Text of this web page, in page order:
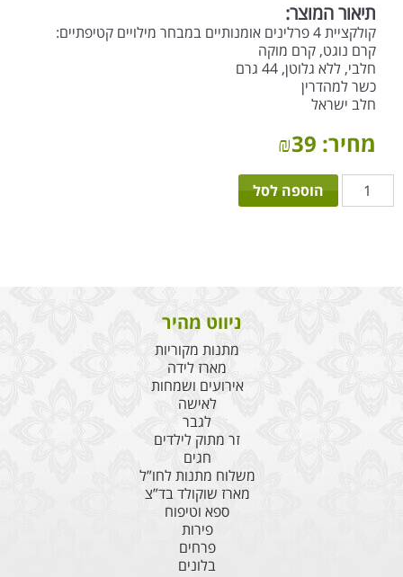
תיאור המוצר:
קולקציית 4 פרלינים אומנותיים במבחר מילויים קטיפתיים:
קרם נוגט, קרם מוקה
חלבי, ללא גלוטן, 44 גרם
כשר למהדרין
חלב ישראל
מחיר: ₪39
כמות
של
הוספה לסל
ניווט מהיר
מתנות מקוריות
מארז לידה
אירועים ושמחות
לאישה
לגבר
זר מתוק לילדים
חגים
משלוח מתנות לחו”ל
מארז שוקולד בד”צ
ספא וטיפוח
פירות
פרחים
בלונים